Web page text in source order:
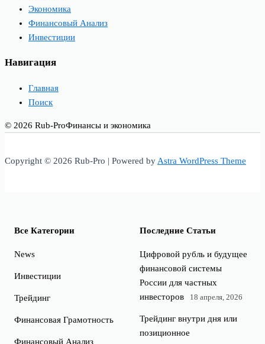
Экономика
Финансовый Анализ
Инвестиции
Навигация
Главная
Поиск
© 2026 Rub-ProФинансы и экономика
Copyright © 2026 Rub-Pro | Powered by Astra WordPress Theme
Все Категории
News
Инвестиции
Трейдинг
Финансовая Грамотность
Финансовый Анализ
Последние Статьи
Цифровой рубль и будущее
финансовой системы
России для частных
инвесторов
18 апреля, 2026
Трейдинг внутри дня или
позиционное